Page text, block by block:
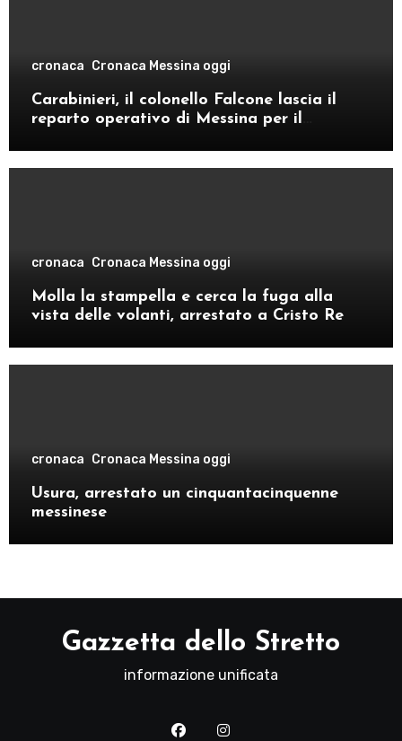
cronaca Cronaca Messina oggi
Carabinieri, il colonello Falcone lascia il
reparto operativo di Messina per il
cronaca Cronaca Messina oggi
Molla la stampella e cerca la fuga alla
vista delle volanti, arrestato a Cristo Re
cronaca Cronaca Messina oggi
Usura, arrestato un cinquantacinquenne
messinese
Gazzetta dello Stretto
informazione unificata